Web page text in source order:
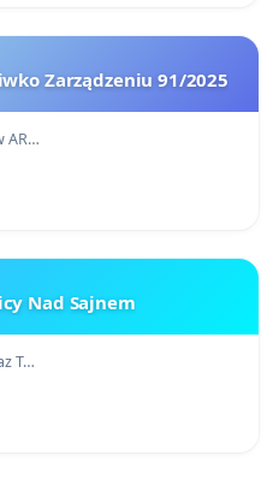
Zarządzeniu 91/2025
AR…
Nad Sajnem
T…